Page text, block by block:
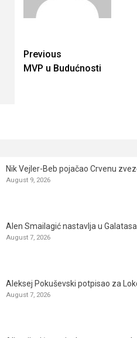
Continue
Reading
Previous
MVP u Budućnosti
Nik Vejler-Beb pojačao Crvenu
August 9, 2026
Alen Smailagić nastavlja u
August 7, 2026
Aleksej Pokuševski potpisao za
August 7, 2026